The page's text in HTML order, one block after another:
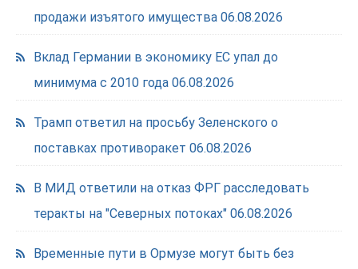
продажи изъятого имущества 06.08.2026
Вклад Германии в экономику ЕС упал до
минимума с 2010 года 06.08.2026
Трамп ответил на просьбу Зеленского о
поставках противоракет 06.08.2026
В МИД ответили на отказ ФРГ расследовать
теракты на "Северных потоках" 06.08.2026
Временные пути в Ормузе могут быть без